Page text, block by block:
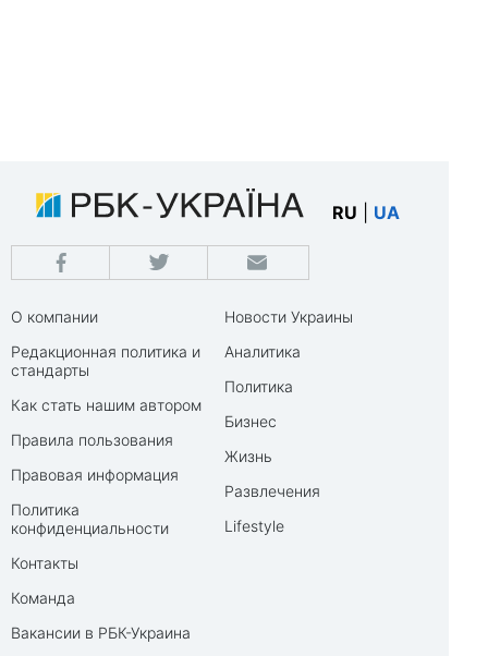
RU UA
О компании
Редакционная политика и
стандарты
Как стать нашим автором
Правила пользования
Правовая информация
Политика
конфиденциальности
Контакты
Команда
Вакансии в РБК-Украина
Новости Украины
Аналитика
Политика
Бизнес
Жизнь
Развлечения
Lifestyle